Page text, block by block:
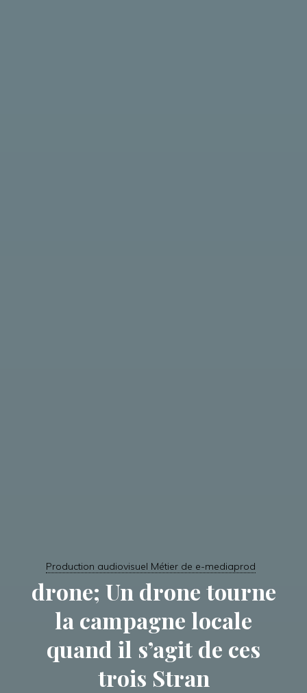
Production audiovisuel Métier de e-mediaprod
drone; Un drone tourne
la campagne locale
quand il s’agit de ces
trois Stran